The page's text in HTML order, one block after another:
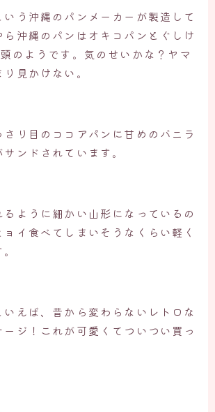
いう沖縄のパンメーカーが製造して
ら沖縄のパンはオキコパンとぐしけ
のようです。気のせいかな？ヤマ
見かけない。
さり目のココアパンに甘めのバニラ
ンドされています。
るように細かい山形になっているの
イ食べてしまいそうなくらい軽く
いえば、昔から変わらないレトロな
ージ！これが可愛くてついつい買っ